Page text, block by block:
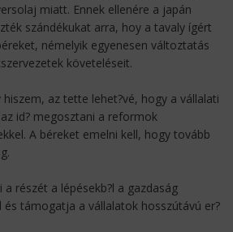
miatt. Ennek ellenére a japán
szándékukat arra, hoy a tavaly ígért
némelyik egyenesen változtatás
követeléseit.
hiszem, az tette lehet?vé, hogy a vállalati
id? megosztani a reformok
A béreket emelni kell, hogy tovább
részét a lépésekb?l a gazdaság
és támogatja a vállalatok hosszútávú er?